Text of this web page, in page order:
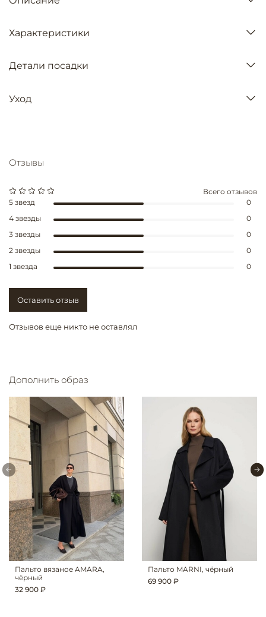
Характеристики
Детали посадки
Уход
Отзывы
Отзывов еще никто не оставлял
Всего отзывов
5 звезд
0
4 звезды
0
3 звезды
0
2 звезды
0
1 звезда
0
Оставить отзыв
Дополнить образ
Пальто вязаное AMARA,
чёрный
32 900 ₽
Пальто MARNI, чёрный
69 900 ₽